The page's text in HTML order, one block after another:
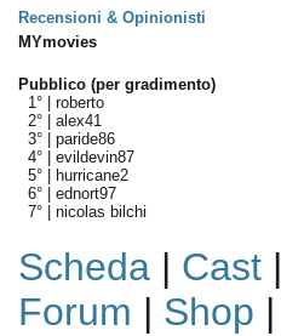
Recensioni & Opinionisti
MYmovies
Pubblico (per gradimento)
1° | roberto
2° | alex41
3° | paride86
4° | evildevin87
5° |
hurricane2
6° | ednort97
7° | nicolas bilchi
Scheda| Cast|
Forum | Shop |